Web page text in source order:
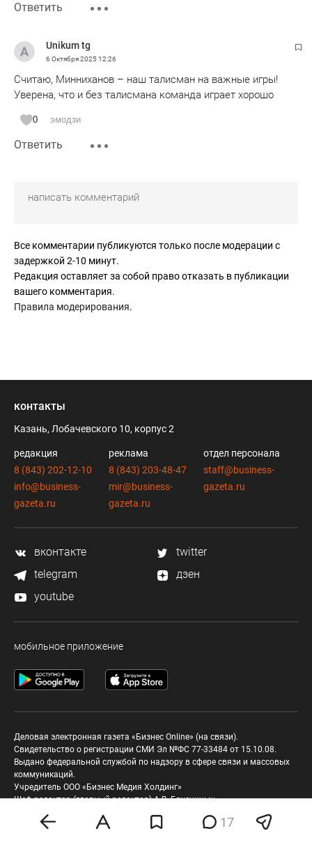
Ответить
Unikum tg
6 Октября 202512:26
Считаю, Минниханов – наш талисман на важные игры!
Уверена, что и без талисмана команда играет хорошо
0 эмодзи
Ответить
Все комментарии публикуются только после модерации с
задержкой 2-10 минут.
Редакция оставляет за собой право отказать в публикации
вашего комментария.
Правила модерирования.
17
контакты
Казань, Лобачевского 10, корпус 2
редакция
8 (843) 202-12-10
info@business-
gazeta.ru
реклама
8 (843) 203-48-47
mir@business-
gazeta.ru
отдел персонала
staff@business-
gazeta.ru
вконтакте
twitter
telegram
дзен
youtube
мобильное приложение
Деловая электронная газета «Бизнес Online» (на связи).
Свидетельство о регистрации СМИ Эл №ФС 77-33484 от 15.10.08.
Выдано федеральной службой по надзору в сфере связи и массовых
коммуникаций.
Учредитель ООО «Бизнес Медия Холдинг»
Шеф-редактор (главный редактор) А.В. Брусницын
Политика о персональных данных